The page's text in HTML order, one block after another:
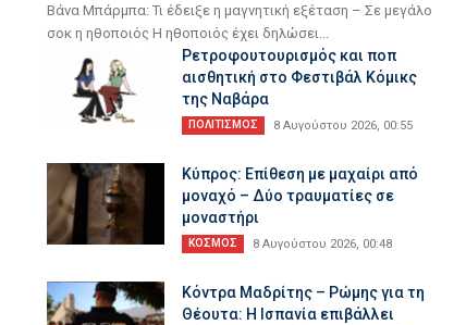
Βάνα Μπάρμπα: Τι έδειξε η μαγνητική εξέταση – Σε μεγάλο
σοκ η ηθοποιός Η ηθοποιός έχει δηλώσει...
Ρετροφουτουρισμός και ποπ
αισθητική στο Φεστιβάλ Κόμικς
της Ναβάρα
ΠΟΛΙΤΙΣΜΟΣ 8 Αυγούστου 2026, 00:55
Κύπρος: Επίθεση με μαχαίρι από
μοναχό – Δύο τραυματίες σε
μοναστήρι
ΚΟΣΜΟΣ 8 Αυγούστου 2026, 00:48
Κόντρα Μαδρίτης – Ρώμης για τη
Θέουτα: Η Ισπανία επιβάλλει